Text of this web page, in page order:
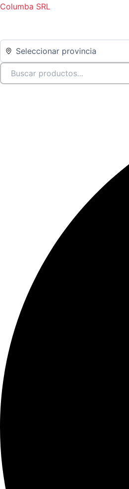
Ir
Columba SRL